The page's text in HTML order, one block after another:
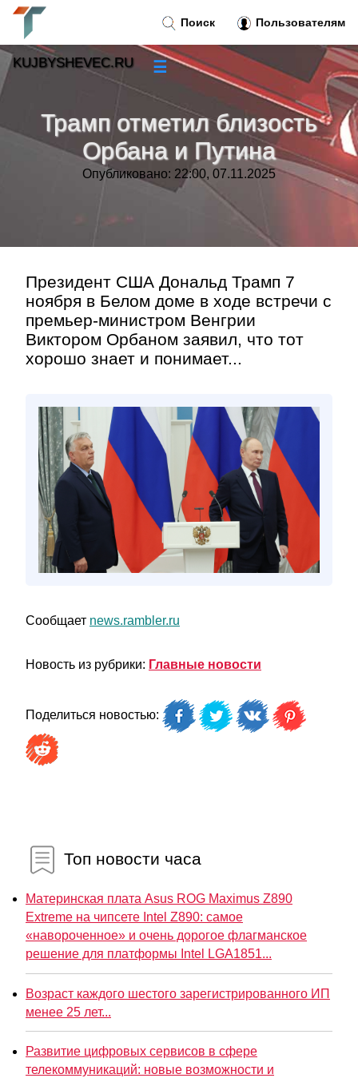
Трамп отметил близость
Орбана и Путина
Опубликовано: 22:00, 07.11.2025
Президент США Дональд Трамп 7
ноября в Белом доме в ходе встречи с
премьер-министром Венгрии
Виктором Орбаном заявил, что тот
хорошо знает и понимает...
Сообщает news.rambler.ru
Новость из рубрики: Главные новости
Поделиться новостью:
Топ новости часа
Материнская плата Asus ROG Maximus Z890
Extreme на чипсете Intel Z890: самое
«навороченное» и очень дорогое флагманское
решение для платформы Intel LGA1851...
Возраст каждого шестого зарегистрированного ИП
менее 25 лет...
Развитие цифровых сервисов в сфере
телекоммуникаций: новые возможности и
Поиск Пользователям
KUJBYSHEVEC.RU ☰
»
Тренды новостей»
»
Контакт »